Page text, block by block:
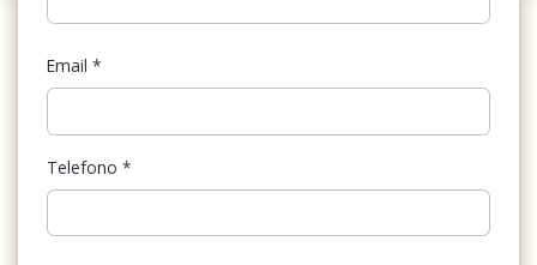
Email *
Telefono *